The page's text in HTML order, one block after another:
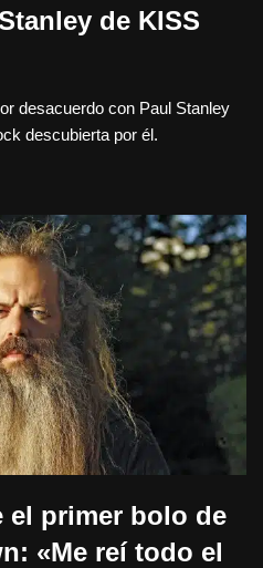
de KISS
desacuerdo con Paul Stanley
descubierta por él.
el primer bolo de
«Me reí todo el